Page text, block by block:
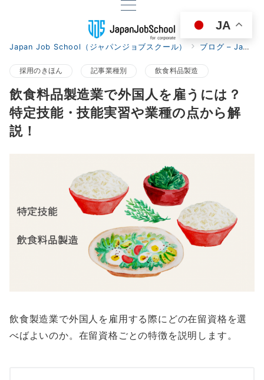
Japan Job School（ジャパンジョブスクール） ブログ – Japan Job School for corporate
採用のきほん 記事業種別 飲食料品製造
飲食料品製造業で外国人を雇うには？
特定技能・技能実習や業種の点から解
説！
飲食製造業で外国人を雇用する際にどの在留資格を選
べばよいのか。在留資格ごとの特徴を説明します。
JA